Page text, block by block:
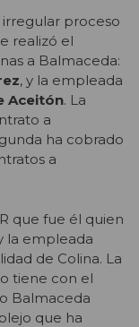
proceso
realizó el
a Balmaceda:
, y la empleada
Aceitón. La
a
ha cobrado
a
que fue él quien
la empleada
de Colina. La
tiene con el
Balmaceda
que ha